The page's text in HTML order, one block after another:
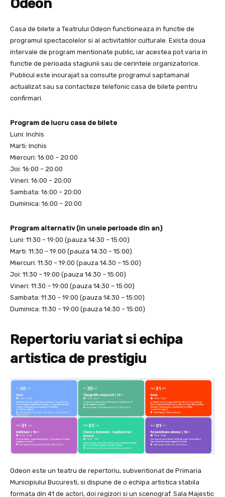
Odeon
Casa de bilete a Teatrului Odeon functioneaza in functie de
programul spectacolelor si al activitatilor culturale. Exista doua
intervale de program mentionate public, iar acestea pot varia in
functie de perioada stagiunii sau de cerintele organizatorice.
Publicul este incurajat sa consulte programul saptamanal
actualizat sau sa contacteze telefonic casa de bilete pentru
confirmari.
Program de lucru casa de bilete
Luni: Inchis
Marti: Inchis
Miercuri: 16:00 – 20:00
Joi: 16:00 – 20:00
Vineri: 16:00 – 20:00
Sambata: 16:00 – 20:00
Duminica: 16:00 – 20:00
Program alternativ (in unele perioade din an)
Luni: 11:30 – 19:00 (pauza 14:30 – 15:00)
Marti: 11:30 – 19:00 (pauza 14:30 – 15:00)
Miercuri: 11:30 – 19:00 (pauza 14:30 – 15:00)
Joi: 11:30 – 19:00 (pauza 14:30 – 15:00)
Vineri: 11:30 – 19:00 (pauza 14:30 – 15:00)
Sambata: 11:30 – 19:00 (pauza 14:30 – 15:00)
Duminica: 11:30 – 19:00 (pauza 14:30 – 15:00)
Repertoriu variat si echipa
artistica de prestigiu
Odeon este un teatru de repertoriu, subventionat de Primaria
Municipiului Bucuresti, si dispune de o echipa artistica stabila
formata din 41 de actori, doi regizori si un scenograf. Sala Majestic